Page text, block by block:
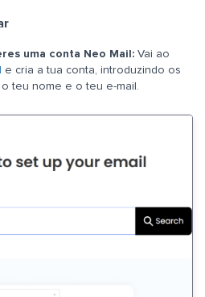
uma conta Neo Mail: Vai ao
e cria a tua conta, introduzindo os
teu nome e o teu e-mail.